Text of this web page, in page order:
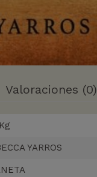
Valoraciones (0)
YARROS